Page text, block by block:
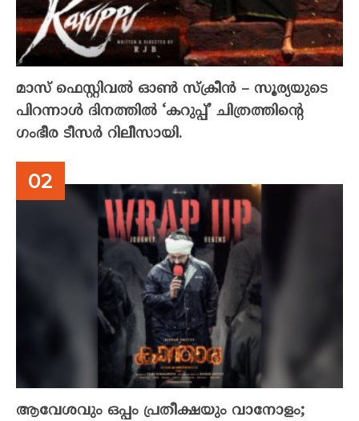
മാസ് ഫെസ്റ്റിവൽ ഓൺ സ്‌ക്രീൻ – സൂര്യയുടെ
പിറന്നാൾ ദിനത്തിൽ ‘കറുപ്പ്’ ചിത്രത്തിന്റെ
ഗംഭീര ടീസർ റിലീസായി.
ആവേശവും ഒപ്പം പ്രതീക്ഷയും വാനോളം;